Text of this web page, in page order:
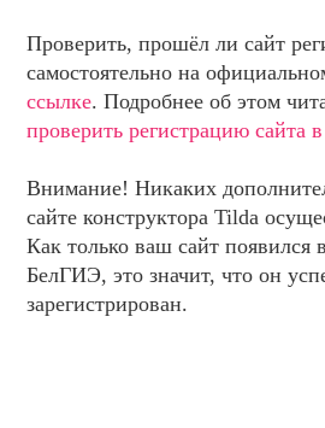
Проверить, прошёл ли сайт
самостоятельно на
ссылке. Подробнее об этом
проверить регистрацию сайта
Внимание! Никаких
сайте конструктора Tilda
Как только ваш сайт появился
БелГИЭ, это значит, что он
зарегистрирован.